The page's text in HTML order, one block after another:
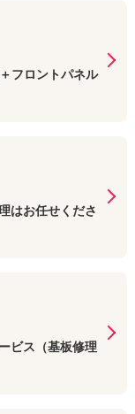
フロントパネル
はお任せくださ
ビス（基板修理